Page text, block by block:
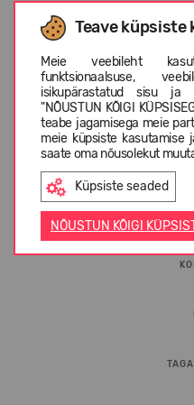
Teave küpsiste
Meie veebileht
funktsionaalsuse,
isikupärastatud sisu ja
"NÕUSTUN KÕIGI
teabe jagamisega meie
meie küpsiste
saate oma nõusolekut
Küpsiste seaded
NÕUSTUN KÕIGI